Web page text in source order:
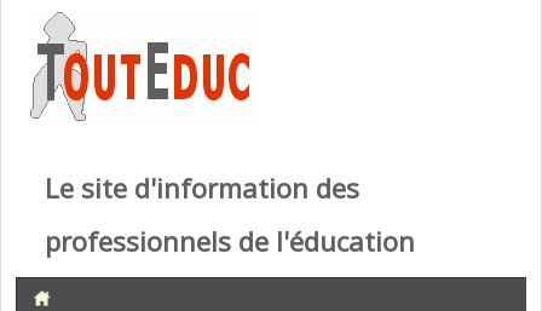
Le site d'information des
professionnels de l'éducation